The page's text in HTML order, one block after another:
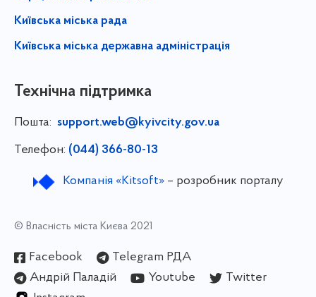
Київська міська рада
Київська міська державна адміністрація
Технічна підтримка
Пошта: support.web@kyivcity.gov.ua
Телефон: (044) 366-80-13
Компанія «Kitsoft»– розробник порталу
© Власність міста Києва 2021
Facebook
Telegram РДА
Андрій Паладій
Youtube
Twitter